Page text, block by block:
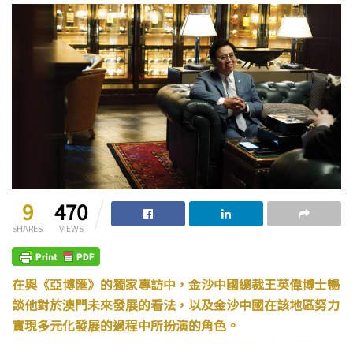
9
SHARES
470
VIEWS
在與《亞博匯》的獨家專訪中，金沙中國總裁王英偉博士暢
談他對於澳門未來發展的看法，以及金沙中國在該地區努力
實現多元化發展的過程中所扮演的角色。